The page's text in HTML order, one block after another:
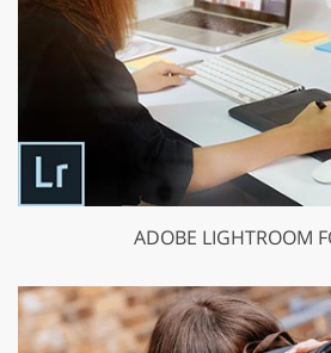
ADOBE LIGHTROOM